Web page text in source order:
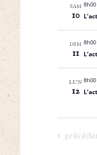
SAM
10
8h00
DIM
11
8h00
LUN
12
8h00